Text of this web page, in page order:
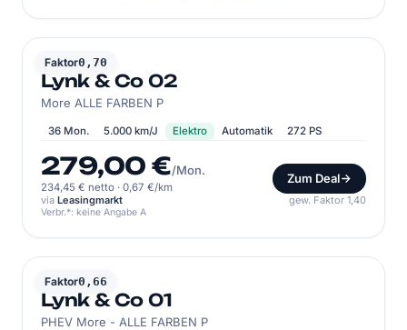
Faktor0,70
LYNK & CO
Lynk & Co 02
More ALLE FARBEN P
36 Mon. 5.000 km/J Elektro Automatik 272 PS
279,00 €/Mon.
234,45 € netto · 0,67 €/km
Zum Deal
via Leasingmarkt gew. Faktor 1,40
Verbr.*: keine Angabe A
Faktor0,66
LYNK & CO
Lynk & Co 01
PHEV More - ALLE FARBEN P